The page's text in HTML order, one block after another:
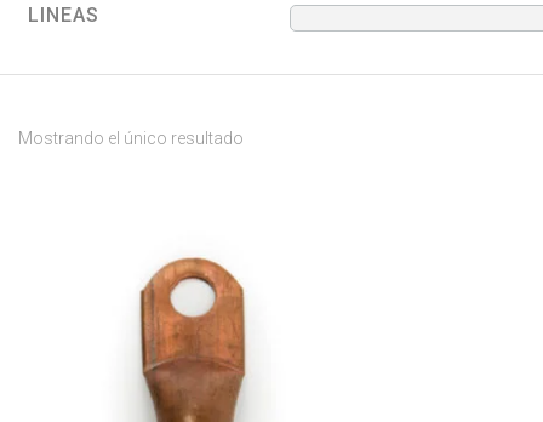
LINEAS
Mostrando el único resultado